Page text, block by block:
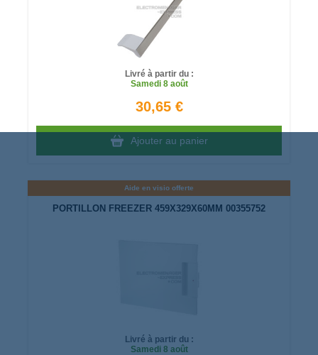
Livré à partir du :
Samedi8 août
30,65 €
Ajouter au panier
Aide en visio offerte
PORTILLON FREEZER 459X329X60MM 00355752
Livré à partir du :
Samedi8 août